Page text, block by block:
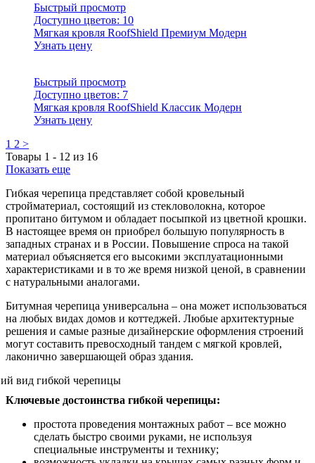
Быстрый просмотр
Доступно цветов: 10
Мягкая кровля RoofShield Премиум Модерн
Узнать цену
Быстрый просмотр
Доступно цветов: 7
Мягкая кровля RoofShield Классик Модерн
Узнать цену
1 2 >
Товары 1 - 12 из 16
Показать еще
Гибкая черепица представляет собой кровельный
стройматериал, состоящий из стекловолокна, которое
пропитано битумом и обладает посыпкой из цветной крошки.
В настоящее время он приобрел большую популярность в
западных странах и в России. Повышение спроса на такой
материал объясняется его высокими эксплуатационными
характеристиками и в то же время низкой ценой, в сравнении
с натуральными аналогами.
Битумная черепица универсальна – она может использоваться
на любых видах домов и коттеджей. Любые архитектурные
решения и самые разные дизайнерские оформления строений
могут составить превосходный тандем с мягкой кровлей,
лаконично завершающей образ здания.
Ключевые достоинства гибкой черепицы:
простота проведения монтажных работ – все можно
сделать быстро своими руками, не используя
специальные инструменты и технику;